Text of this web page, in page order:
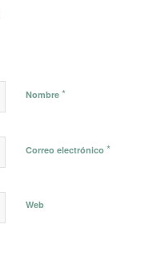
Nombre *
Correo electrónico *
Web